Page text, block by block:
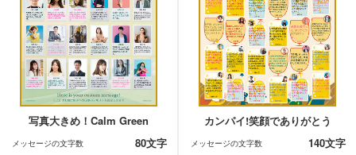
写真大きめ！Calm Green
メッセージの文字数 80文字
カンパイ!笑顔でありがとう
メッセージの文字数 140文字